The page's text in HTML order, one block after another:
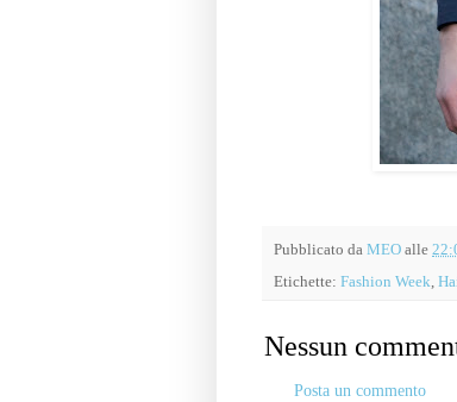
Pubblicato da MEO alle
Etichette: Fashion Week,
Nessun
Posta un commento